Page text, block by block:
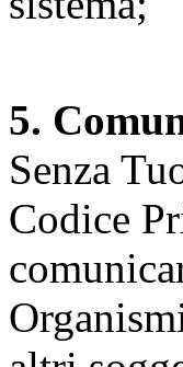
5.
Senza
Codice